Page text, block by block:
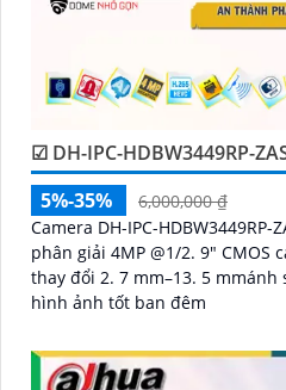
☑ DH-IPC-HDBW3449RP-
5%-35%
6,000,000 ₫
Camera DH-IPC-HDBW3449RP-ZAS-IL là loại camera có độ
phân giải 4MP @1/2. 9" CMOS
thay đổi 2. 7 mm–13. 5
hình ảnh tốt ban đêm